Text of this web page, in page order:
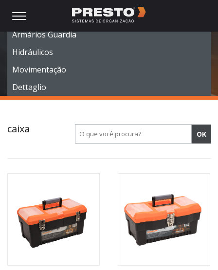
Móveis Modulares
Armários Guardia
Hidráulicos
Movimentação
Dettaglio
caixa